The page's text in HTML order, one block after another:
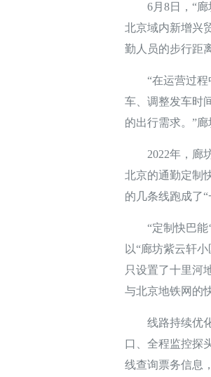
6月8日，“廊
北京域内新增兴
勤人员的步行距
“在运营过程中
车、调整发车时
的出行需求。”
2022年，廊坊
北京的通勤定制
的几条线跑成了“
“定制快巴能‘
以“廊坊紫云轩
只设置了十里河
与北京地铁网的
线路持续优化
口、全程监控探
线查询票务信息